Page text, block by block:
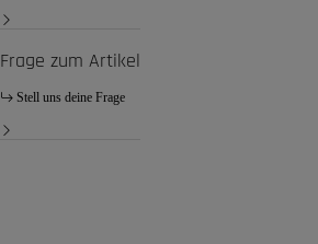
Frage zum Artikel
Stell uns deine Frage